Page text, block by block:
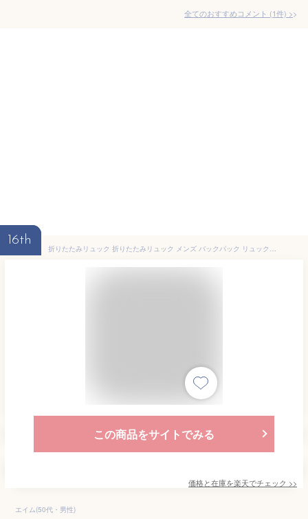
全てのおすすめコメント (1件) >
16th
折りたたみリュック 折りたたみリュック メンズ バックパック リュックサック 丈夫 軽い レディース 大容量 2個セット キャンプ 防災 旅行バッグ 通学 大容量リュック おしゃれ 登山リュック キャンプ用品 旅行 男女兼用 アウトドア 日帰り 便利バッグ 折り畳み
この商品をサイトでみる
価格と在庫を楽天でチェック >>
エイム(50代・男性)